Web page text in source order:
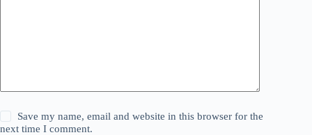
Save my name, email and website in this browser for the
next time I comment.